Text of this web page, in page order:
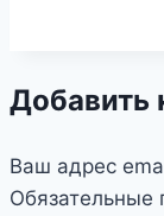
Добавить
Ваш адрес
Обязательные